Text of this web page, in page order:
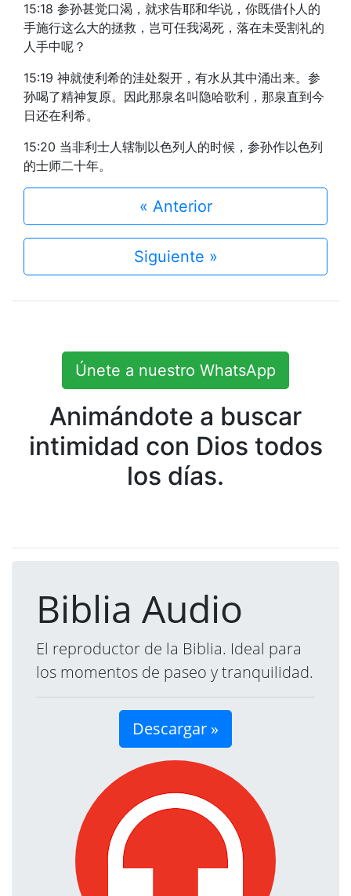
15:18 参孙甚觉口渴，就求告耶和华说，你既借仆人的
手施行这么大的拯救，岂可任我渴死，落在未受割礼的
人手中呢？
15:19 神就使利希的洼处裂开，有水从其中涌出来。参
孙喝了精神复原。因此那泉名叫隐哈歌利，那泉直到今
日还在利希。
15:20 当非利士人辖制以色列人的时候，参孙作以色列
的士师二十年。
« Anterior
Siguiente »
Únete a nuestro WhatsApp
Animándote a buscar
intimidad con Dios todos
los días.
Biblia Audio
El reproductor de la Biblia. Ideal para
los momentos de paseo y tranquilidad.
Descargar »